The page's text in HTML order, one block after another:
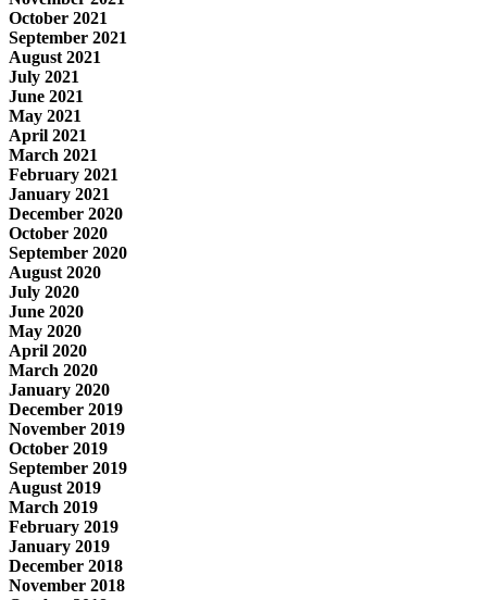
October 2021
September 2021
August 2021
July 2021
June 2021
May 2021
April 2021
March 2021
February 2021
January 2021
December 2020
October 2020
September 2020
August 2020
July 2020
June 2020
May 2020
April 2020
March 2020
January 2020
December 2019
November 2019
October 2019
September 2019
August 2019
March 2019
February 2019
January 2019
December 2018
November 2018